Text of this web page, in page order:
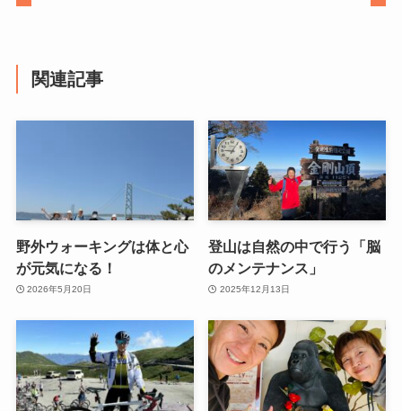
関連記事
野外ウォーキングは体と心
が元気になる！
2026年5月20日
登山は自然の中で行う「脳
のメンテナンス」
2025年12月13日